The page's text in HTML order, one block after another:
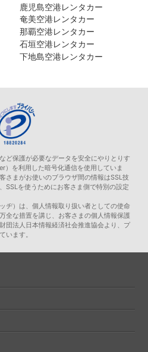
鹿児島空港レンタカー
奄美空港レンタカー
那覇空港レンタカー
石垣空港レンタカー
下地島空港レンタカー
ど保護が必要なデータを安全にやりとりす
）を利用した暗号化通信を使用していま
さまがお使いのブラウザ間の情報はSSL技
SSLを使うためにお客さま側で特別の設定
ヂ）は、個人情報取り扱い者としての使命
全な措置を講じ、お客さまの個人情報保護
団法人日本情報経済社会推進協会より、プ
います。